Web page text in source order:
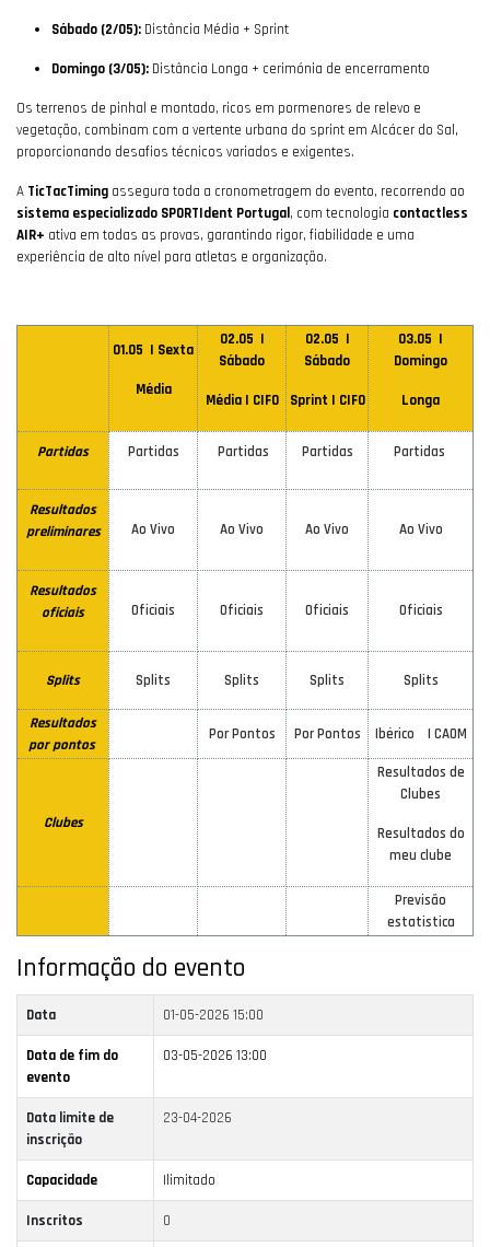
Sábado (2/05): Distância Média + Sprint
Domingo (3/05): Distância Longa + cerimónia de encerramento
Os terrenos de pinhal e montado, ricos em pormenores de relevo e
vegetação, combinam com a vertente urbana do sprint em Alcácer do Sal,
proporcionando desafios técnicos variados e exigentes.
A TicTacTiming assegura toda a cronometragem do evento, recorrendo ao
sistema especializado SPORTIdent Portugal , com tecnologia contactless
AIR+ ativa em todas as provas, garantindo rigor, fiabilidade e uma
experiência de alto nível para atletas e organização.
01.05 | Sexta
Média
02.05 |
Sábado
Média | CIFO
02.05 |
Sábado
Sprint | CIFO
03.05 |
Domingo
Longa
Partidas Partidas Partidas Partidas Partidas
Resultados
preliminares
Ao Vivo Ao Vivo Ao Vivo Ao Vivo
Resultados
oficiais
Oficiais Oficiais Oficiais Oficiais
Splits Splits Splits Splits Splits
Resultados
por pontos
Por Pontos Por Pontos Ibérico | CAOM
Clubes
Resultados de
Clubes
Resultados do
meu clube
Previsão
estatistica
Informação do evento
Data 01-05-2026 15:00
Data de fim do
evento
03-05-2026 13:00
Data limite de
inscrição
23-04-2026
Capacidade Ilimitado
Inscritos 0